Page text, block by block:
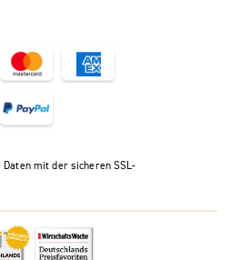
mit der sicheren SSL-